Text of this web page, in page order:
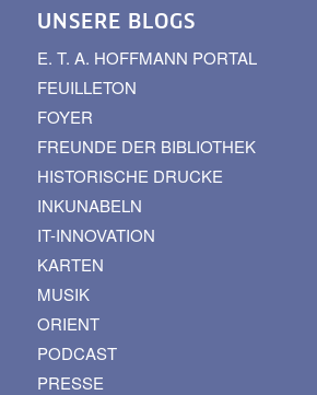
UNSERE BLOGS
E. T. A. HOFFMANN PORTAL
FEUILLETON
FOYER
FREUNDE DER BIBLIOTHEK
HISTORISCHE DRUCKE
INKUNABELN
IT-INNOVATION
KARTEN
MUSIK
ORIENT
PODCAST
PRESSE